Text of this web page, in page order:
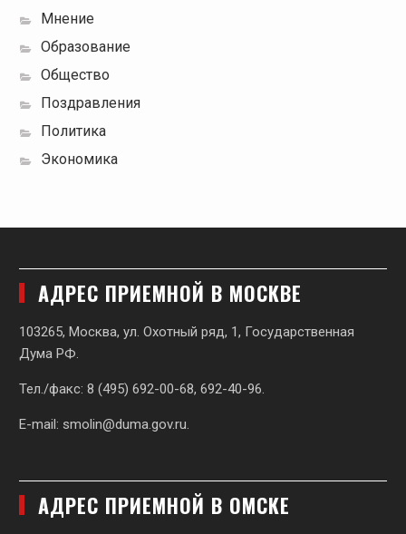
Мнение
Образование
Общество
Поздравления
Политика
Экономика
АДРЕС ПРИЕМНОЙ В МОСКВЕ
103265, Москва, ул. Охотный ряд, 1, Государственная
Дума РФ.
Тел./факс: 8 (495) 692-00-68, 692-40-96.
E-mail: smolin@duma.gov.ru
АДРЕС ПРИЕМНОЙ В ОМСКЕ